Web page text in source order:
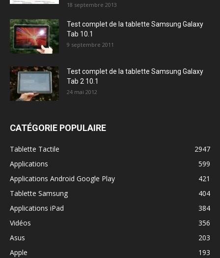
18 septembre 2013
Test complet de la tablette Samsung Galaxy
Tab 10.1
9 septembre 2011
Test complet de la tablette Samsung Galaxy
Tab 2 10.1
24 mai 2012
CATÉGORIE POPULAIRE
Tablette Tactile
2947
Applications
599
Applications Android Google Play
421
Tablette Samsung
404
Applications iPad
384
Vidéos
356
Asus
203
Apple
193